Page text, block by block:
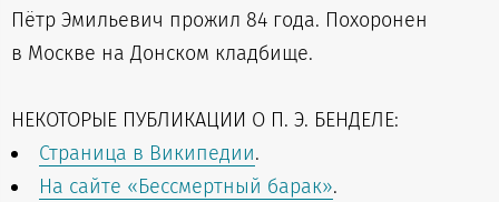
Пётр Эмильевич прожил 84 года. Похоронен
в Москве на Донском кладбище.
НЕКОТОРЫЕ ПУБЛИКАЦИИ О П. Э. БЕНДЕЛЕ:
Страница в Википедии.
На сайте «Бессмертный барак».